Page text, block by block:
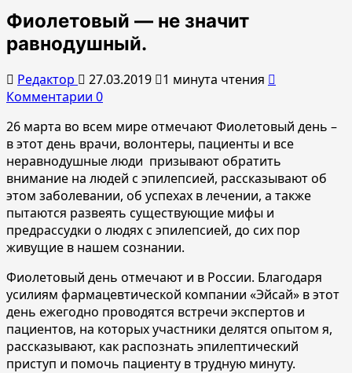
Фиолетовый — не значит
равнодушный.
Редактор 27.03.2019
1 минута чтения
Комментарии 0
26 марта во всем мире отмечают Фиолетовый день –
в этот день врачи, волонтеры, пациенты и все
неравнодушные люди призывают обратить
внимание на людей с эпилепсией, рассказывают об
этом заболевании, об успехах в лечении, а также
пытаются развеять существующие мифы и
предрассудки о людях с эпилепсией, до сих пор
живущие в нашем сознании.
Фиолетовый день отмечают и в России. Благодаря
усилиям фармацевтической компании «Эйсай» в этот
день ежегодно проводятся встречи экспертов и
пациентов, на которых участники делятся опытом я,
рассказывают, как распознать эпилептический
приступ и помочь пациенту в трудную минуту.